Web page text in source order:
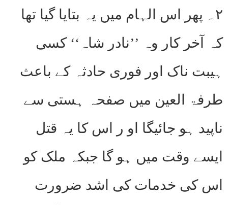
۲۔ پھر اس الہام میں یہ بتایا گیا تھا
کہ آخر کار وہ ’’نادر شاہ‘‘ کسی
ہیبت ناک اور فوری حادثہ کے باعث
طرفۃ العین میں صفحہ ہستی سے
ناپید ہو جائیگا او ر اس کا یہ قتل
ایسے وقت میں ہو گا جبکہ ملک کو
اس کی خدمات کی اشد ضرورت